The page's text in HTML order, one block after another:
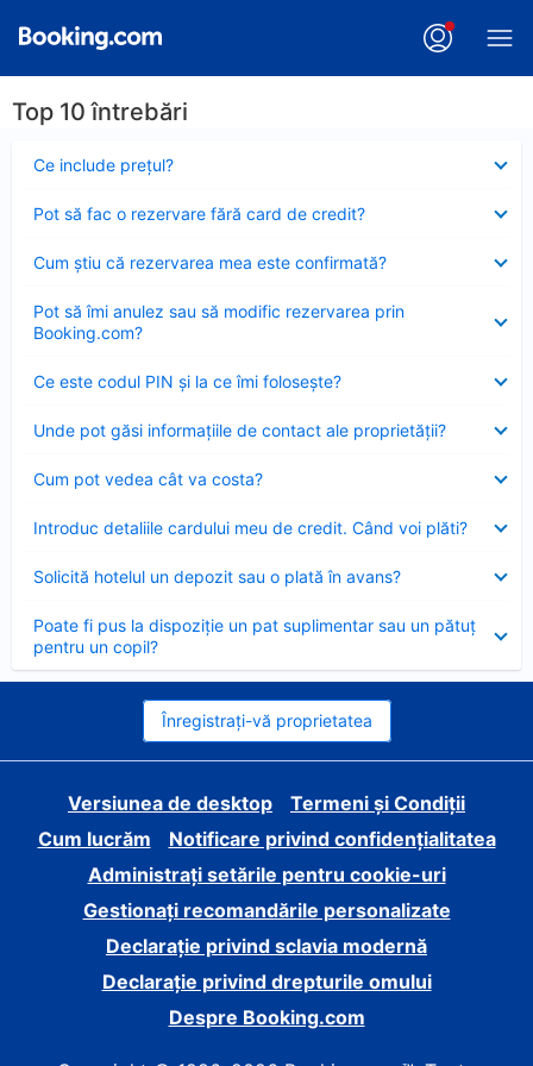
Top 10 întrebări
Ce include preţul?
închis
Pot să fac o rezervare fără card de credit?
închis
Cum ştiu că rezervarea mea este confirmată?
închis
Pot să îmi anulez sau să modific rezervarea prin
Booking.com?
închis
Ce este codul PIN şi la ce îmi foloseşte?
închis
Unde pot găsi informațiile de contact ale proprietății?
închis
Cum pot vedea cât va costa?
închis
Introduc detaliile cardului meu de credit. Când voi plăti?
închis
Solicită hotelul un depozit sau o plată în avans?
închis
Poate fi pus la dispoziție un pat suplimentar sau un pătuț
pentru un copil?
închis
Înregistrați-vă proprietatea
Versiunea de desktop
Termeni și Condiții
Cum lucrăm
Notificare privind confidențialitatea
Administrați setările pentru cookie-uri
Gestionați recomandările personalizate
Declarație privind sclavia modernă
Declarație privind drepturile omului
Despre Booking.com